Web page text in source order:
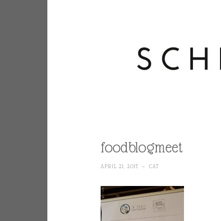
foodblogmeet
APRIL 21, 2017 ~ CAT